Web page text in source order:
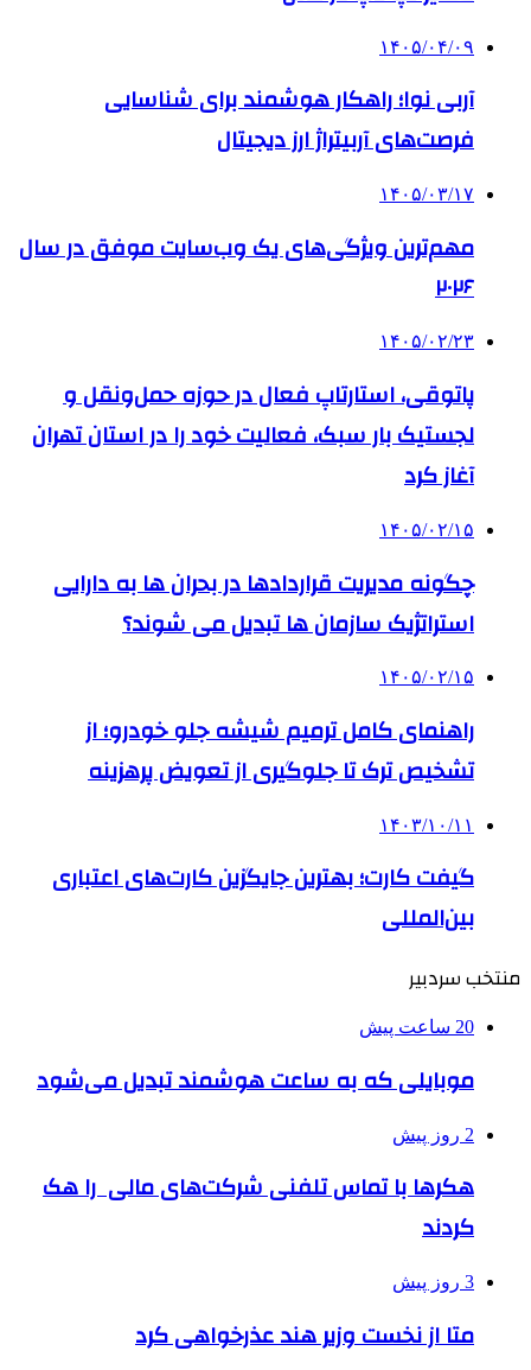
۱۴۰۵/۰۴/۰۹
آربی نوا؛ راهکار هوشمند برای شناسایی
فرصت‌های آربیتراژ ارز دیجیتال
۱۴۰۵/۰۳/۱۷
مهم‌ترین ویژگی‌های یک وب‌سایت موفق در سال
۲۰۲۶
۱۴۰۵/۰۲/۲۳
پاتوقی، استارتاپ فعال در حوزه حمل‌ونقل و
لجستیک بار سبک، فعالیت خود را در استان تهران
آغاز کرد
۱۴۰۵/۰۲/۱۵
چگونه مدیریت قراردادها در بحران ها به دارایی
استراتژیک سازمان ها تبدیل می شوند؟
۱۴۰۵/۰۲/۱۵
راهنمای کامل ترمیم شیشه جلو خودرو؛ از
تشخیص ترک تا جلوگیری از تعویض پرهزینه
۱۴۰۳/۱۰/۱۱
گیفت کارت؛ بهترین جایگزین کارت‌های اعتباری
بین‌المللی
منتخب سردبیر
20 ساعت پیش
موبایلی که به ساعت هوشمند تبدیل می‌شود
2 روز پیش
هکرها با تماس تلفنی شرکت‌های مالی را هک
کردند
3 روز پیش
متا از نخست وزیر هند عذرخواهی کرد